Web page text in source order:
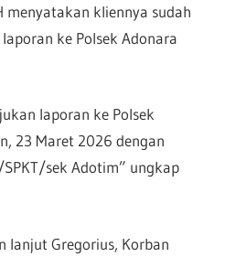
menyatakan kliennya sudah
ke Polsek Adonara
laporan ke Polsek
23 Maret 2026 dengan
sek Adotim” ungkap
lanjut Gregorius, Korban